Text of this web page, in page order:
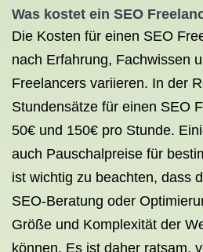
Was kostet ein SEO
Die Kosten für einen SEO
nach Erfahrung, Fachwissen
Freelancers variieren. In der
Stundensätze für einen SEO
50€ und 150€ pro Stunde.
auch Pauschalpreise für
ist wichtig zu beachten, dass
SEO-Beratung oder
Größe und Komplexität der
können. Es ist daher ratsam,